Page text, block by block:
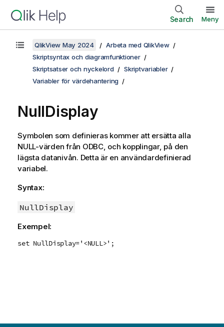
Search Meny
QlikView May 2024
Arbeta med QlikView
Skriptsyntax och diagramfunktioner
Skriptsatser och nyckelord
Skriptvariabler
Variabler för värdehantering
NullDisplay
Symbolen som definieras kommer att ersätta alla
NULL-värden från ODBC, och kopplingar, på den
lägsta datanivån. Detta är en användardefinierad
variabel.
Syntax:
NullDisplay
Exempel:
set NullDisplay='<NULL>';